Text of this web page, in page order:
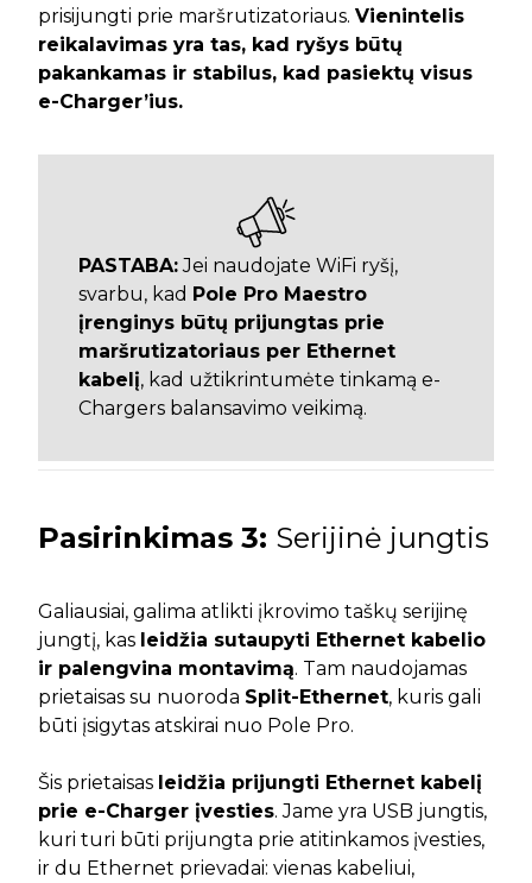
prisijungti prie maršrutizatoriaus. Vienintelis
reikalavimas yra tas, kad ryšys būtų
pakankamas ir stabilus, kad pasiektų visus
e-Charger’ius.
PASTABA:Jei naudojate WiFi ryšį,
svarbu, kad Pole Pro Maestro
įrenginys būtų prijungtas prie
maršrutizatoriaus per Ethernet
kabelį, kad užtikrintumėte tinkamą e-
Chargers balansavimo veikimą.
Pasirinkimas 3: Serijinė jungtis
Galiausiai, galima atlikti įkrovimo taškų serijinę
jungtį, kas leidžia sutaupyti Ethernet kabelio
ir palengvina montavimą. Tam naudojamas
prietaisas su nuoroda Split-Ethernet, kuris gali
būti įsigytas atskirai nuo Pole Pro.
Šis prietaisas leidžia prijungti Ethernet kabelį
prie e-Charger įvesties. Jame yra USB jungtis,
kuri turi būti prijungta prie atitinkamos įvesties,
ir du Ethernet prievadai: vienas kabeliui,